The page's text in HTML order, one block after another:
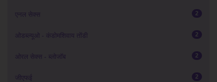
एनल सेक्स 2
ओडब्ल्यूओ - कंडोमशिवाय तोंडी 2
ओरल सेक्स - ब्लोजॉब 2
जीएफई 2